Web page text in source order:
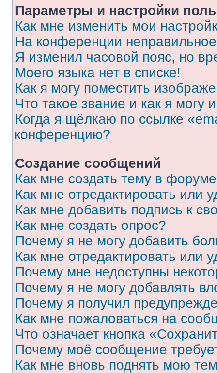
Параметры и настройки
Как мне изменить мои
На конференции
Я изменил часовой пояс, но
Моего языка нет в списке!
Как я могу поместить
Что такое звание и как я могу
Когда я щёлкаю по ссылке
конференцию?
Создание сообщений
Как мне создать тему в
Как мне отредактировать или
Как мне добавить подпись к
Как мне создать опрос?
Почему я не могу добавить
Как мне отредактировать или
Почему мне недоступны
Почему я не могу добавлять
Почему я получил
Как мне пожаловаться на
Что означает кнопка
Почему моё сообщение
Как мне вновь поднять мою